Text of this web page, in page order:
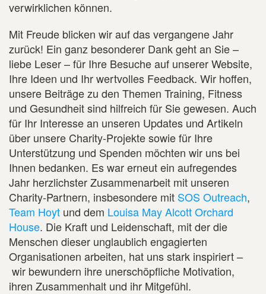
verwirklichen können.
Mit Freude blicken wir auf das vergangene Jahr
zurück! Ein ganz besonderer Dank geht an Sie –
liebe Leser – für Ihre Besuche auf unserer Website,
Ihre Ideen und Ihr wertvolles Feedback. Wir hoffen,
unsere Beiträge zu den Themen Training, Fitness
und Gesundheit sind hilfreich für Sie gewesen. Auch
für Ihr Interesse an unseren Updates und Artikeln
über unsere Charity-Projekte sowie für Ihre
Unterstützung und Spenden möchten wir uns bei
Ihnen bedanken. Es war erneut ein aufregendes
Jahr herzlichster Zusammenarbeit mit unseren
Charity-Partnern, insbesondere mit SOS Outreach,
Team Hoyt und dem Louisa May Alcott Orchard
House. Die Kraft und Leidenschaft, mit der die
Menschen dieser unglaublich engagierten
Organisationen arbeiten, hat uns stark inspiriert –
wir bewundern ihre unerschöpfliche Motivation,
ihren Zusammenhalt und ihr Mitgefühl.